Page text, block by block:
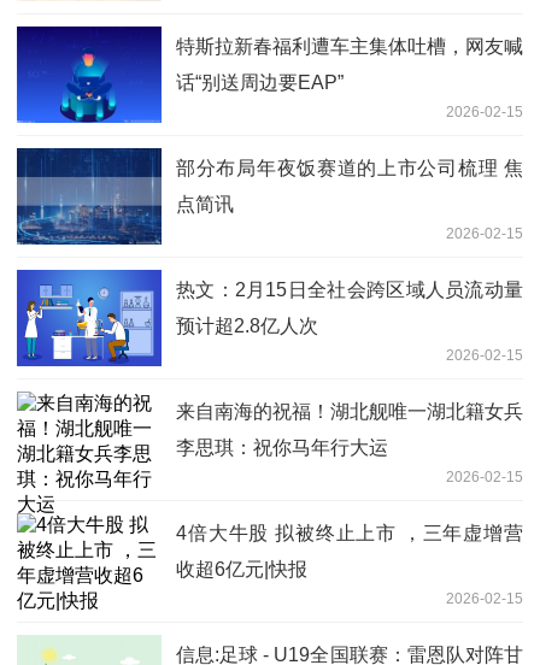
特斯拉新春福利遭车主集体吐槽，网友喊
话“别送周边要EAP”
2026-02-15
部分布局年夜饭赛道的上市公司梳理 焦
点简讯
2026-02-15
热文：2月15日全社会跨区域人员流动量
预计超2.8亿人次
2026-02-15
来自南海的祝福！湖北舰唯一湖北籍女兵
李思琪：祝你马年行大运
2026-02-15
4倍大牛股 拟被终止上市 ，三年虚增营
收超6亿元|快报
2026-02-15
信息:足球 - U19全国联赛：雷恩队对阵甘